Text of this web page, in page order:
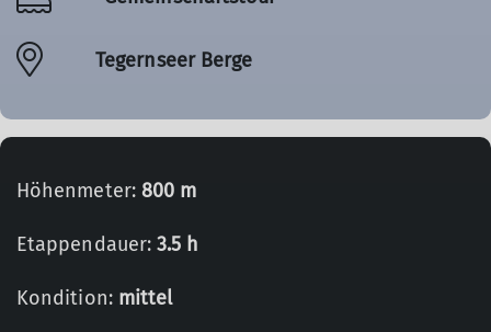
Tegernseer Berge
Höhenmeter: 800 m
Etappendauer:3.5 h
Kondition: mittel